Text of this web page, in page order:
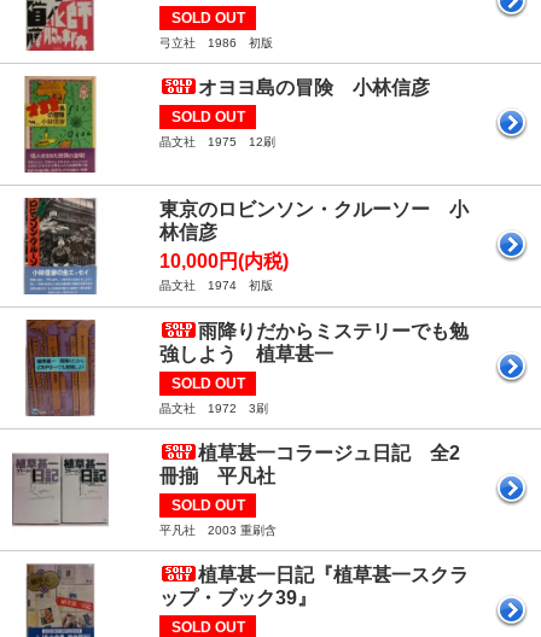
SOLD OUT
弓立社 1986 初版
オヨヨ島の冒険 小林信彦
SOLD OUT
晶文社 1975 12刷
東京のロビンソン・クルーソー 小
林信彦
10,000円(内税)
晶文社 1974 初版
雨降りだからミステリーでも勉
強しよう 植草甚一
SOLD OUT
晶文社 1972 3刷
植草甚一コラージュ日記 全2
冊揃 平凡社
SOLD OUT
平凡社 2003 重刷含
植草甚一日記『植草甚一スクラ
ップ・ブック39』
SOLD OUT